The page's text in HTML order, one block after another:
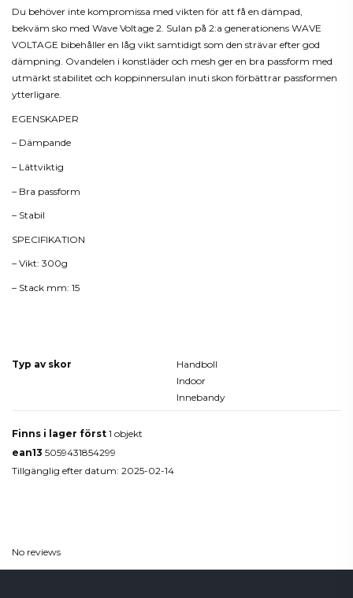
Du behöver inte kompromissa med vikten för att få en dämpad,
bekväm sko med Wave Voltage 2. Sulan på 2:a generationens WAVE
VOLTAGE bibehåller en låg vikt samtidigt som den strävar efter god
dämpning. Ovandelen i konstläder och mesh ger en bra passform med
utmärkt stabilitet och koppinnersulan inuti skon förbättrar passformen
ytterligare.
EGENSKAPER
– Dämpande
– Lättviktig
– Bra passform
– Stabil
SPECIFIKATION
– Vikt: 300g
– Stack mm: 15
Typ av skor
Handboll
Indoor
Innebandy
Finns i lager först 1 objekt
ean13 5059431854299
Tillgänglig efter datum: 2025-02-14
No reviews